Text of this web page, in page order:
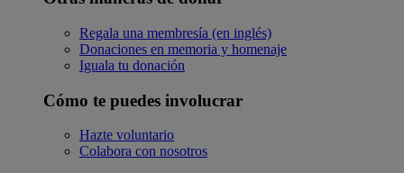
Regala una membresía (en inglés)
Donaciones en memoria y homenaje
Iguala tu donación
Cómo te puedes involucrar
Hazte voluntario
Colabora con nosotros